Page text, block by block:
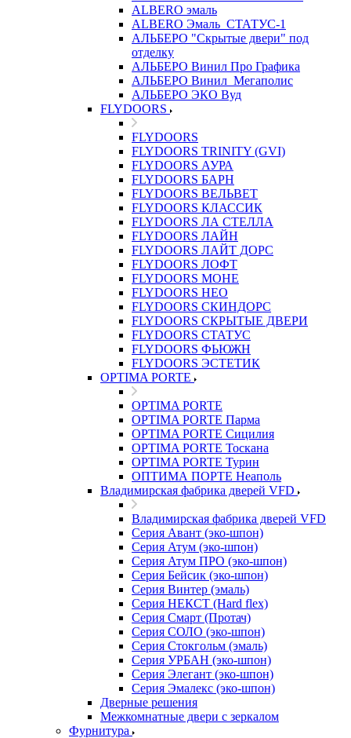
ALBERO эмаль
ALBERO Эмаль_СТАТУС-1
АЛЬБЕРО "Скрытые двери" под
отделку
АЛЬБЕРО Винил Про Графика
АЛЬБЕРО Винил_Мегаполис
АЛЬБЕРО ЭКО Вуд
FLYDOORS
FLYDOORS
FLYDOORS TRINITY (GVI)
FLYDOORS АУРА
FLYDOORS БАРН
FLYDOORS ВЕЛЬВЕТ
FLYDOORS КЛАССИК
FLYDOORS ЛА СТЕЛЛА
FLYDOORS ЛАЙН
FLYDOORS ЛАЙТ ДОРС
FLYDOORS ЛОФТ
FLYDOORS МОНЕ
FLYDOORS НЕО
FLYDOORS СКИНДОРС
FLYDOORS СКРЫТЫЕ ДВЕРИ
FLYDOORS СТАТУС
FLYDOORS ФЬЮЖН
FLYDOORS ЭСТЕТИК
OPTIMA PORTE
OPTIMA PORTE
OPTIMA PORTE Парма
OPTIMA PORTE Сицилия
OPTIMA PORTE Тоскана
OPTIMA PORTE Турин
ОПТИМА ПОРТЕ Неаполь
Владимирская фабрика дверей VFD
Владимирская фабрика дверей VFD
Серия Авант (эко-шпон)
Серия Атум (эко-шпон)
Серия Атум ПРО (эко-шпон)
Серия Бейсик (эко-шпон)
Серия Винтер (эмаль)
Серия НЕКСТ (Hard flex)
Серия Смарт (Протач)
Серия СОЛО (эко-шпон)
Серия Стокгольм (эмаль)
Серия УРБАН (эко-шпон)
Серия Элегант (эко-шпон)
Серия Эмалекс (эко-шпон)
Дверные решения
Межкомнатные двери c зеркалом
Фурнитура